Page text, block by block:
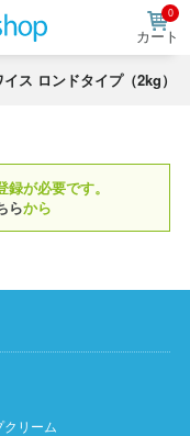
0
カート
ス ロンドタイプ（2kg）
が必要です。
らから
クリーム